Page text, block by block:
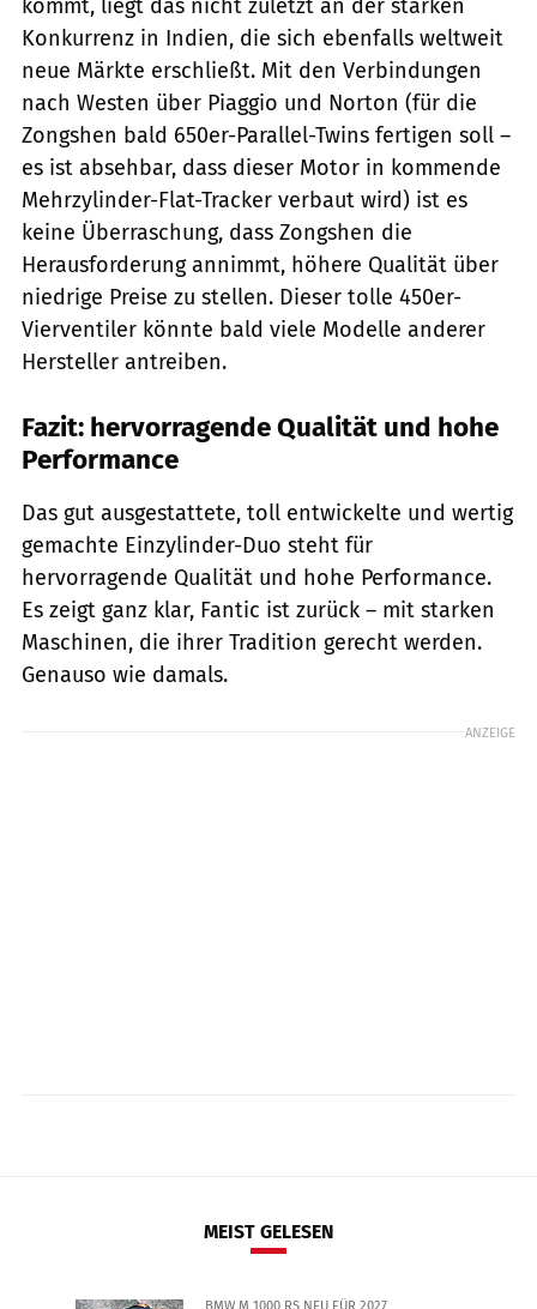
kommt, liegt das nicht zuletzt an der starken
Konkurrenz in Indien, die sich ebenfalls weltweit
neue Märkte erschließt. Mit den Verbindungen
nach Westen über Piaggio und Norton (für die
Zongshen bald 650er-Parallel-Twins fertigen soll –
es ist absehbar, dass dieser Motor in kommende
Mehrzylinder-Flat-Tracker verbaut wird) ist es
keine Überraschung, dass Zongshen die
Herausforderung annimmt, höhere Qualität über
niedrige Preise zu stellen. Dieser tolle 450er-
Vierventiler könnte bald viele Modelle anderer
Hersteller antreiben.
Fazit: hervorragende Qualität und hohe
Performance
Das gut ausgestattete, toll entwickelte und wertig
gemachte Einzylinder-Duo steht für
hervorragende Qualität und hohe Performance.
Es zeigt ganz klar, Fantic ist zurück – mit starken
Maschinen, die ihrer Tradition gerecht werden.
Genauso wie damals.
ANZEIGE
MEIST GELESEN